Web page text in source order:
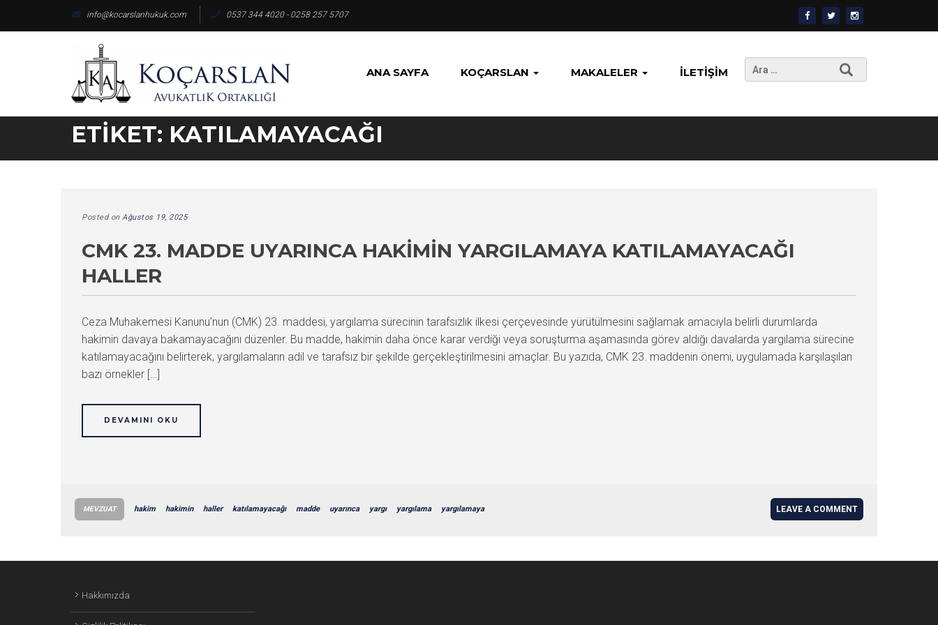
info@kocarslanhukuk.com 0537 344 4020 - 0258 257 5707
ANA SAYFA KOÇARSLAN MAKALELER İLETIŞIM
Arama:
ETIKET: KATILAMAYACAĞI
Posted on Ağustos 19, 2025
CMK 23. MADDE UYARINCA HAKIMIN YARGILAMAYA KATILAMAYACAĞI
HALLER
Ceza Muhakemesi Kanunu’nun (CMK) 23. maddesi, yargılama sürecinin tarafsızlık ilkesi çerçevesinde yürütülmesini sağlamak amacıyla belirli durumlarda
hakimin davaya bakamayacağını düzenler. Bu madde, hakimin daha önce karar verdiği veya soruşturma aşamasında görev aldığı davalarda yargılama sürecine
katılamayacağını belirterek, yargılamaların adil ve tarafsız bir şekilde gerçekleştirilmesini amaçlar. Bu yazıda, CMK 23. maddenin önemi, uygulamada karşılaşılan
bazı örnekler […]
DEVAMINI OKU
MEVZUAT hakim hakimin haller katılamayacağı madde uyarınca yargı yargılama yargılamaya LEAVE A COMMENT
Hakkımızda